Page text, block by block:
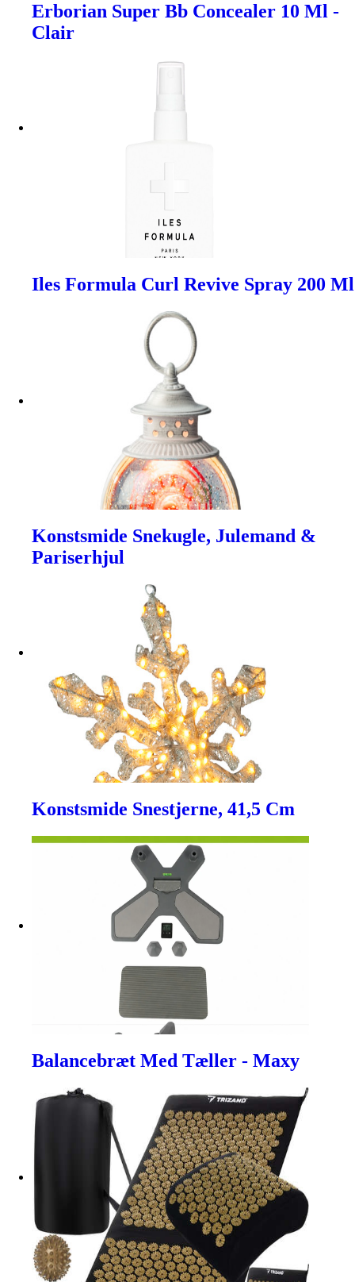
Erborian Super Bb Concealer 10 Ml -
Clair
Iles Formula Curl Revive Spray 200 Ml
Konstsmide Snekugle, Julemand &
Pariserhjul
Konstsmide Snestjerne, 41,5 Cm
Balancebræt Med Tæller - Maxy